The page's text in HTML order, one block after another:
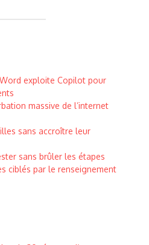
exploite Copilot pour
massive de l’internet
sans accroître leur
sans brûler les étapes
ciblés par le renseignement